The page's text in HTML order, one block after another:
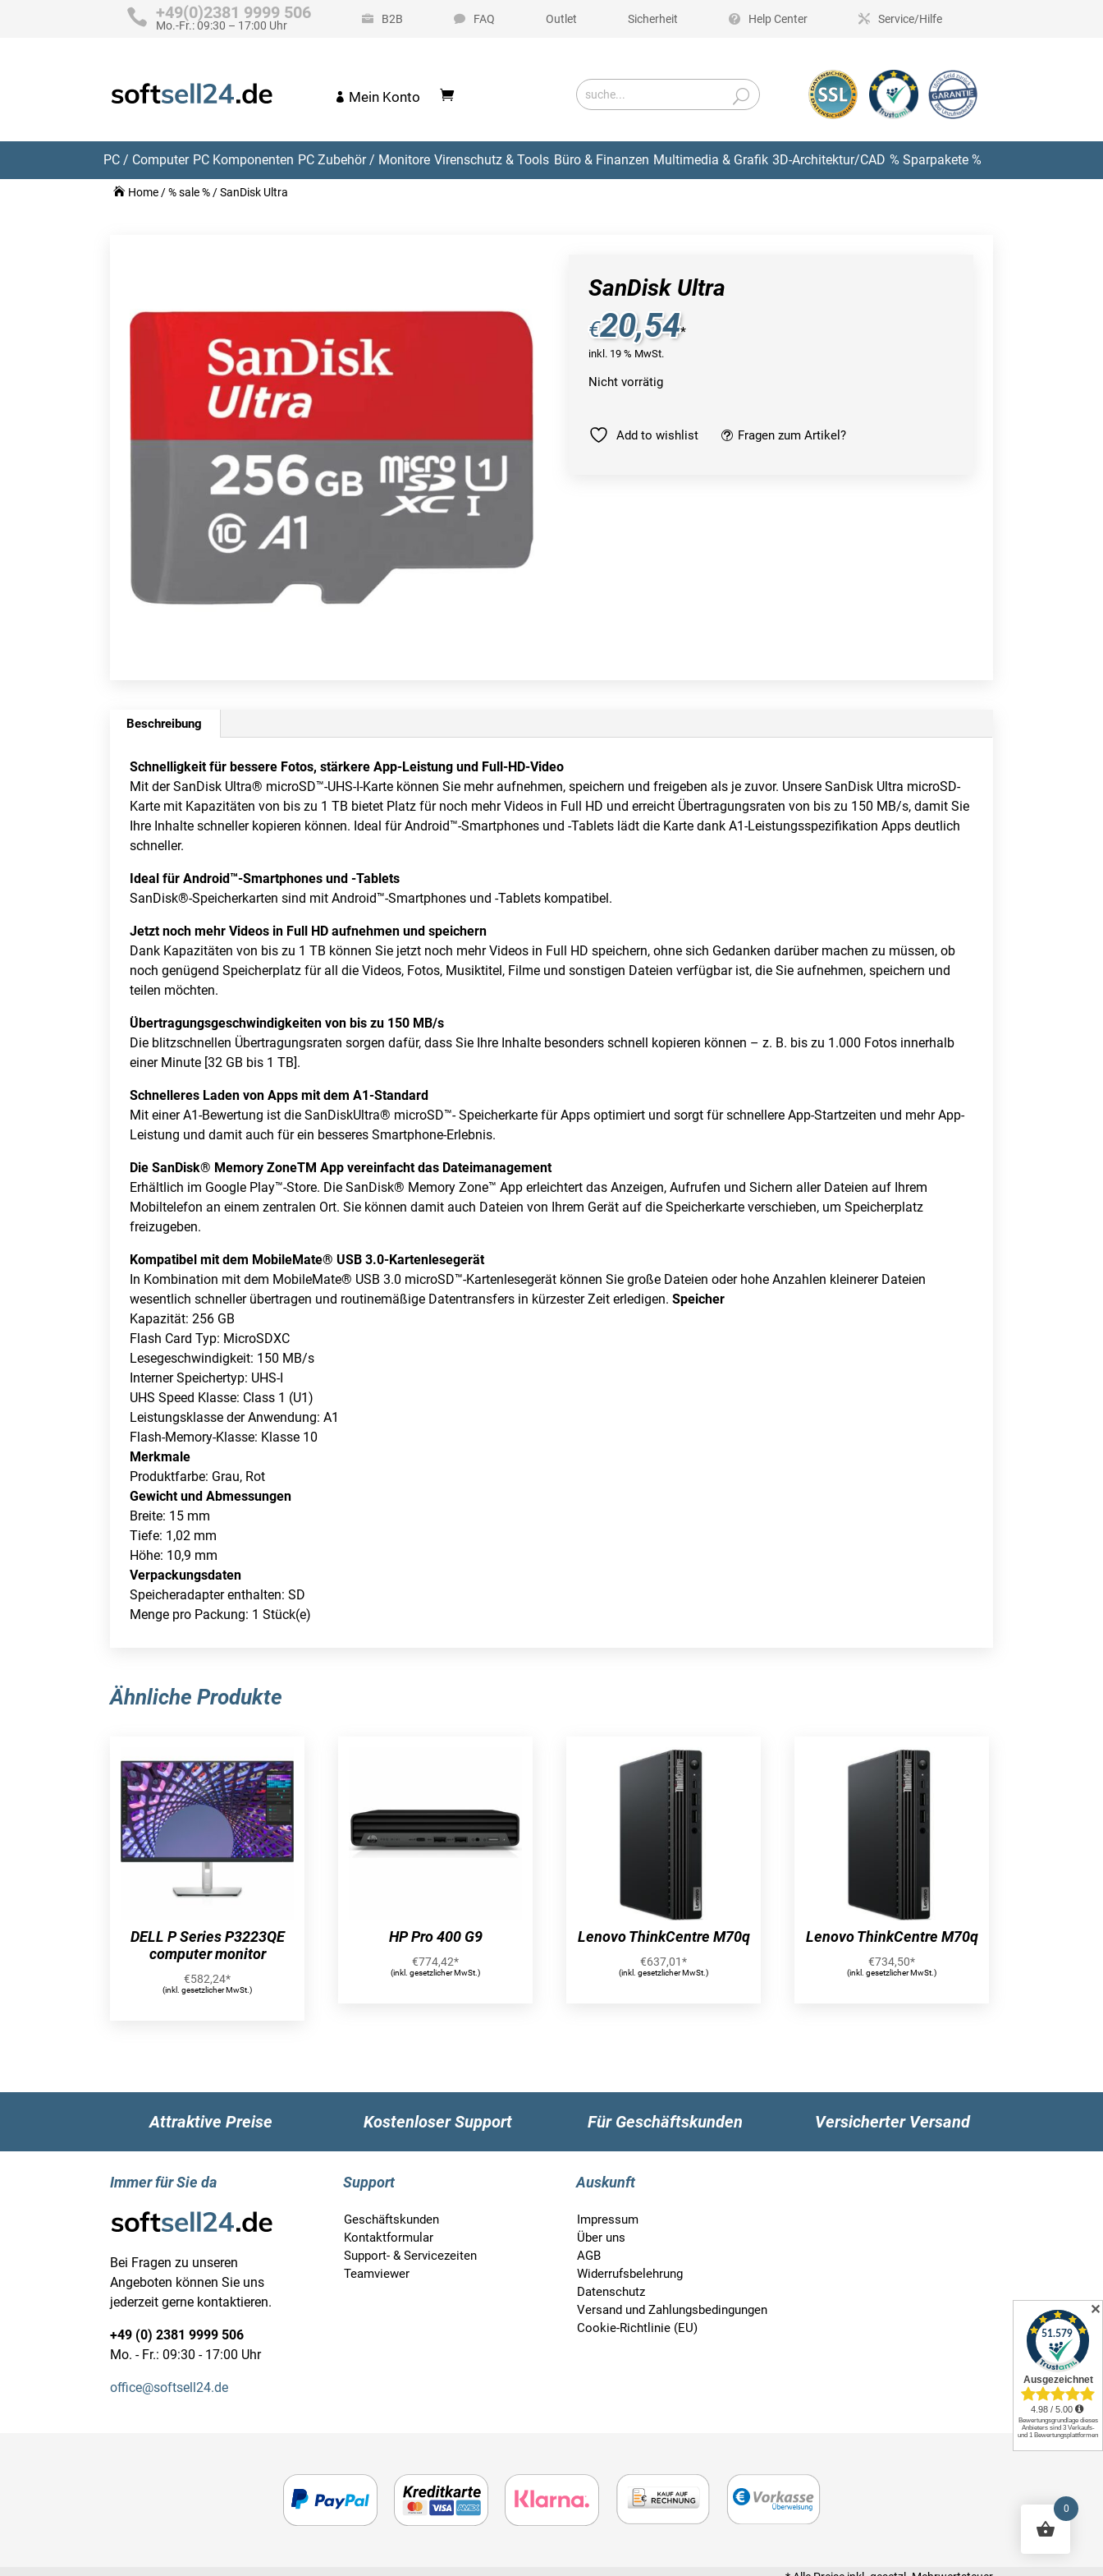
+49(0)2381 9999 506
Mo.-Fr.: 09:30 – 17:00 Uhr B2B FAQ Outlet Sicherheit Help Center Service/Hilfe
Mein Konto
PC / Computer PC Komponenten PC Zubehör / Monitore Virenschutz & Tools Büro & Finanzen Multimedia & Grafik 3D-Architektur/CAD % Sparpakete %
Home /% sale % / SanDisk Ultra
SanDisk Ultra
€20,54*
inkl. 19 % MwSt.
Nicht vorrätig
Add to wishlist Fragen zum Artikel?
Beschreibung
Schnelligkeit für bessere Fotos, stärkere App-Leistung und Full-HD-Video
Mit der SanDisk Ultra® microSD™-UHS-I-Karte können Sie mehr aufnehmen, speichern und freigeben als je zuvor. Unsere SanDisk Ultra microSD-
Karte mit Kapazitäten von bis zu 1 TB bietet Platz für noch mehr Videos in Full HD und erreicht Übertragungsraten von bis zu 150 MB/s, damit Sie
Ihre Inhalte schneller kopieren können. Ideal für Android™-Smartphones und -Tablets lädt die Karte dank A1-Leistungsspezifikation Apps deutlich
schneller.
Ideal für Android™-Smartphones und -Tablets
SanDisk®-Speicherkarten sind mit Android™-Smartphones und -Tablets kompatibel.
Jetzt noch mehr Videos in Full HD aufnehmen und speichern
Dank Kapazitäten von bis zu 1 TB können Sie jetzt noch mehr Videos in Full HD speichern, ohne sich Gedanken darüber machen zu müssen, ob
noch genügend Speicherplatz für all die Videos, Fotos, Musiktitel, Filme und sonstigen Dateien verfügbar ist, die Sie aufnehmen, speichern und
teilen möchten.
Übertragungsgeschwindigkeiten von bis zu 150 MB/s
Die blitzschnellen Übertragungsraten sorgen dafür, dass Sie Ihre Inhalte besonders schnell kopieren können – z. B. bis zu 1.000 Fotos innerhalb
einer Minute [32 GB bis 1 TB]‭.
Schnelleres Laden von Apps mit dem A1-Standard
Mit einer A1-Bewertung ist die SanDiskUltra® microSD™- Speicherkarte für Apps optimiert und sorgt für schnellere App-Startzeiten und mehr App-
Leistung und damit auch für ein besseres Smartphone-Erlebnis.
Die SanDisk® Memory ZoneTM App vereinfacht das Dateimanagement
Erhältlich im Google Play™-Store. Die SanDisk® Memory Zone™ App erleichtert das Anzeigen, Aufrufen und Sichern aller Dateien auf Ihrem
Mobiltelefon an einem zentralen Ort. Sie können damit auch Dateien von Ihrem Gerät auf die Speicherkarte verschieben, um Speicherplatz
freizugeben.
Kompatibel mit dem MobileMate® USB 3.0-Kartenlesegerät
In Kombination mit dem MobileMate® USB 3.0 microSD™-Kartenlesegerät können Sie große Dateien oder hohe Anzahlen kleinerer Dateien
wesentlich schneller übertragen und routinemäßige Datentransfers in kürzester Zeit erledigen.Speicher
Kapazität: 256 GB
Flash Card Typ: MicroSDXC
Lesegeschwindigkeit: 150 MB/s
Interner Speichertyp: UHS-I
UHS Speed Klasse: Class 1 (U1)
Leistungsklasse der Anwendung: A1
Flash-Memory-Klasse: Klasse 10
Merkmale
Produktfarbe: Grau, Rot
Gewicht und Abmessungen
Breite: 15 mm
Tiefe: 1,02 mm
Höhe: 10,9 mm
Verpackungsdaten
Speicheradapter enthalten: SD
Menge pro Packung: 1 Stück(e)
Ähnliche Produkte
DELL P Series P3223QE
computer monitor
€582,24*
(inkl. gesetzlicher MwSt.)
HP Pro 400 G9
€774,42*
(inkl. gesetzlicher MwSt.)
Lenovo ThinkCentre M70q
€637,01*
(inkl. gesetzlicher MwSt.)
Lenovo ThinkCentre M70q
€734,50*
(inkl. gesetzlicher MwSt.)
Attraktive Preise Kostenloser Support Für Geschäftskunden Versicherter Versand
Immer für Sie da
Bei Fragen zu unseren
Angeboten können Sie uns
jederzeit gerne kontaktieren.
+49 (0) 2381 9999 506
Mo. - Fr.: 09:30 - 17:00 Uhr
office@softsell24.de
Support
Geschäftskunden
Kontaktformular
Support- & Servicezeiten
Teamviewer
Auskunft
Impressum
Über uns
AGB
Widerrufsbelehrung
Datenschutz
Versand und Zahlungsbedingungen
Cookie-Richtlinie (EU)
0
✕